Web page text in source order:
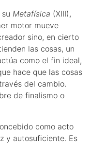
Metafísica (XIII),
motor mueve
sino, en cierto
las cosas, un
como el fin ideal,
hace que las cosas
del cambio.
de finalismo o
como acto
y autosuficiente. Es